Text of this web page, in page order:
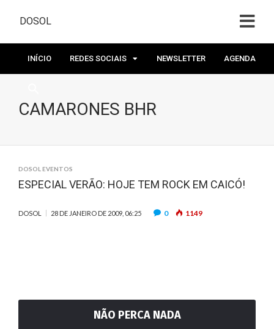
DOSOL
INÍCIO REDES SOCIAIS NEWSLETTER AGENDA
CAMARONES BHR
DOSOL EVENTOS
ESPECIAL VERÃO: HOJE TEM ROCK EM CAICÓ!
DOSOL 28 DE JANEIRO DE 2009, 06:25 0 1149
NÃO PERCA NADA